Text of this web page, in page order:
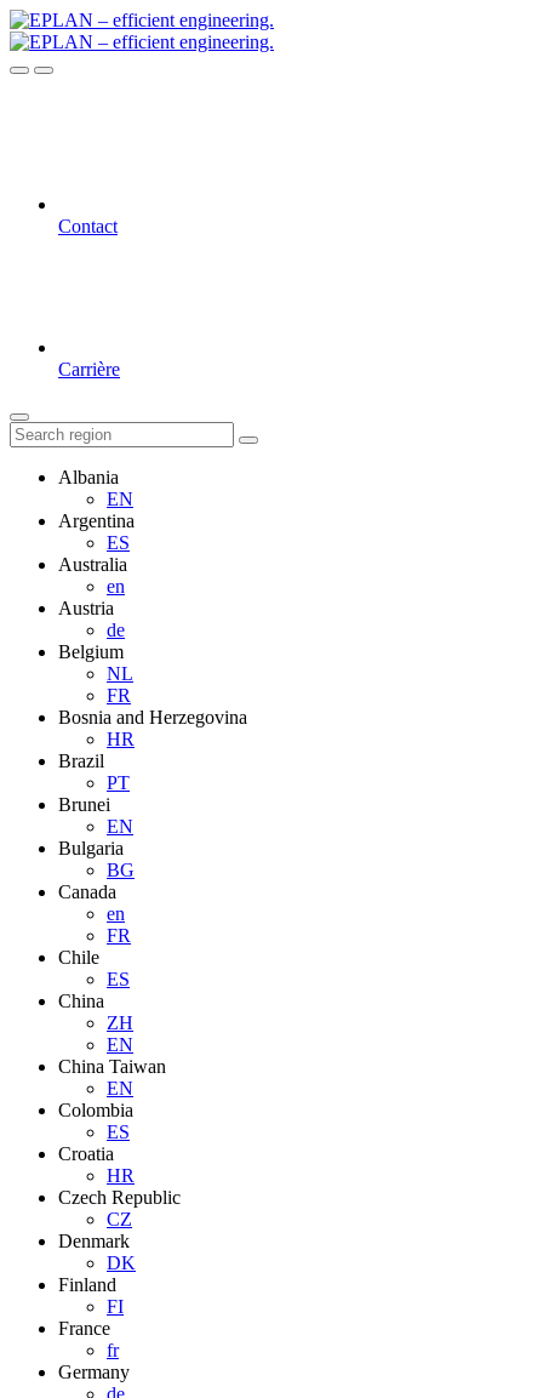
Contact
Carrière
Albania
EN
Argentina
ES
Australia
en
Austria
de
Belgium
NL
FR
Bosnia and Herzegovina
HR
Brazil
PT
Brunei
EN
Bulgaria
BG
Canada
en
FR
Chile
ES
China
ZH
EN
China Taiwan
EN
Colombia
ES
Croatia
HR
Czech Republic
CZ
Denmark
DK
Finland
FI
France
fr
Germany
de